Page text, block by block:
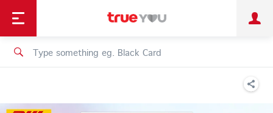
Personal Business
Shopping
เทรนด์เทคโนโลยี